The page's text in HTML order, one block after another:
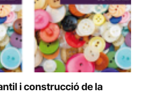
i construcció de la